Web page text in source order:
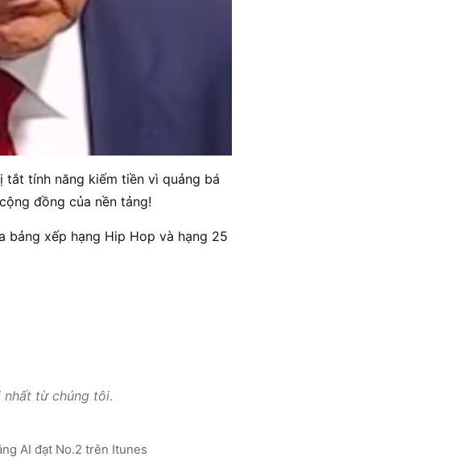
tắt tính năng kiếm tiền vì quảng bá
đồng của nền tảng!
bảng xếp hạng Hip Hop và hạng 25
từ chúng tôi.
AI đạt No.2 trên Itunes